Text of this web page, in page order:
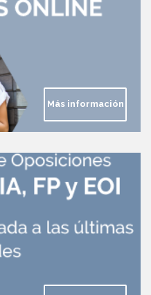
Más información